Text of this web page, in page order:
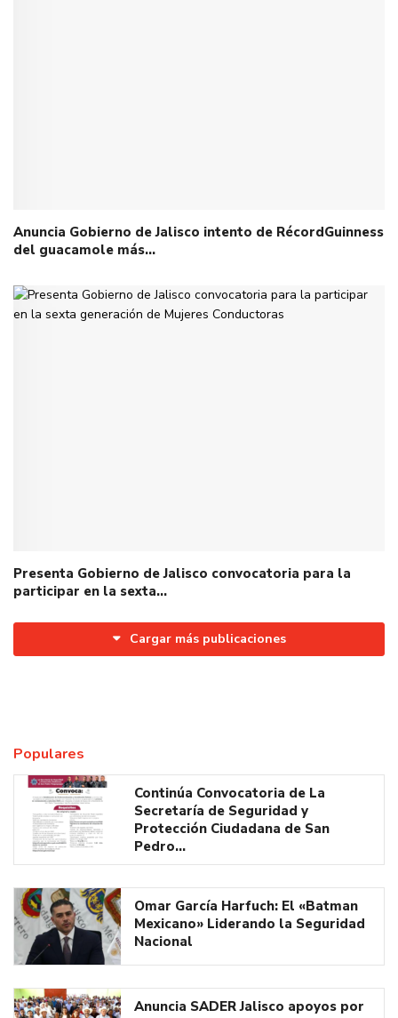
Anuncia Gobierno de Jalisco intento de RécordGuinness
del guacamole más…
Presenta Gobierno de Jalisco convocatoria para la
participar en la sexta…
Cargar más publicaciones
Populares
Continúa Convocatoria de La
Secretaría de Seguridad y
Protección Ciudadana de San
Pedro…
Omar García Harfuch: El «Batman
Mexicano» Liderando la Seguridad
Nacional
Anuncia SADER Jalisco apoyos por